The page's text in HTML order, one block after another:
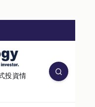
投資情